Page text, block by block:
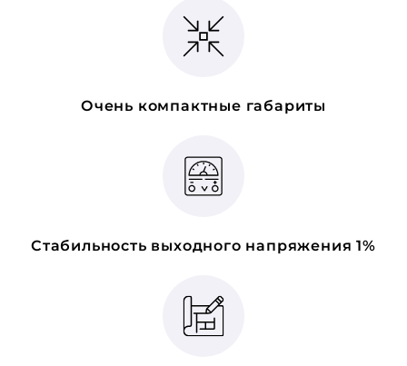
Очень компактные габариты
Стабильность выходного напряжения 1%